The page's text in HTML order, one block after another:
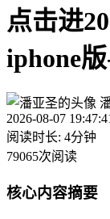
点击进
iphone
2026-08-07
阅读时长: 4分钟
79065次阅读
核心内容摘要